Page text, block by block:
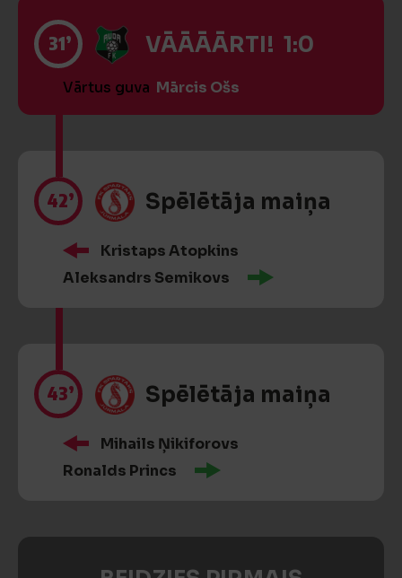
31’ VĀĀĀĀRTI! 1:0
Vārtus guva Mārcis Ošs
42’ Spēlētāja maiņa
Kristaps Atopkins
Aleksandrs Semikovs
43’ Spēlētāja maiņa
Mihails Ņikiforovs
Ronalds Princs